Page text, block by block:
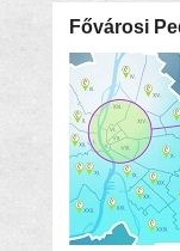
Fővárosi